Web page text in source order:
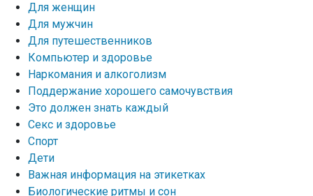
Для женщин
Для мужчин
Для путешественников
Компьютер и здоровье
Наркомания и алкоголизм
Поддержание хорошего самочувствия
Это должен знать каждый
Секс и здоровье
Спорт
Дети
Важная информация на этикетках
Биологические ритмы и сон